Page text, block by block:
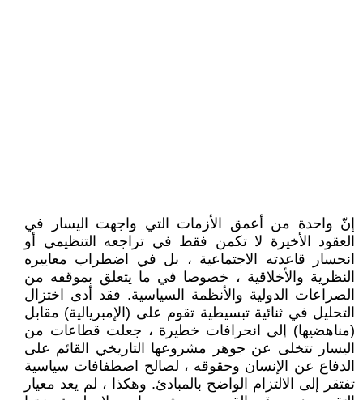
إنّ واحدة من أعمق الأزمات التي واجهت اليسار في
العقود الأخيرة لا تكمن فقط في تراجعه التنظيمي أو
انحسار قاعدته الاجتماعية ، بل في اضطراب معاييره
النظرية والأخلاقية ، خصوصا في ما يتعلق بموقفه من
الصراعات الدولية والأنظمة السياسية. فقد أدى اختزال
التحليل في ثنائية تبسيطية تقوم على (الإمبريالية) مقابل
(مناهضيها) إلى انحرافات خطيرة ، جعلت قطاعات من
اليسار تتخلى عن جوهر مشروعها التاريخي القائم على
الدفاع عن الإنسان وحقوقه ، لصالح اصطفافات سياسية
تفتقر إلى الالتزام الواضح بالمبادئ. وهكذا ، لم يعد معيار